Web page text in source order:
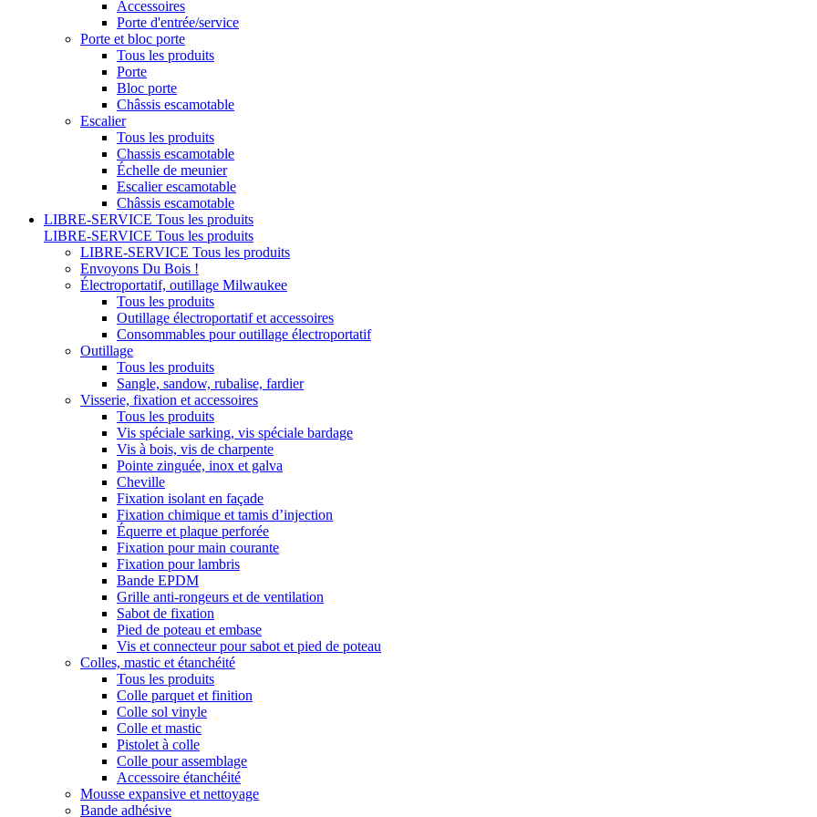
Accessoires
Porte d'entrée/service
Porte et bloc porte
Tous les produits
Porte
Bloc porte
Châssis escamotable
Escalier
Tous les produits
Chassis escamotable
Échelle de meunier
Escalier escamotable
Châssis escamotable
LIBRE-SERVICE Tous les produits
LIBRE-SERVICE Tous les produits
LIBRE-SERVICE Tous les produits
Envoyons Du Bois !
Électroportatif, outillage Milwaukee
Tous les produits
Outillage électroportatif et accessoires
Consommables pour outillage électroportatif
Outillage
Tous les produits
Sangle, sandow, rubalise, fardier
Visserie, fixation et accessoires
Tous les produits
Vis spéciale sarking, vis spéciale bardage
Vis à bois, vis de charpente
Pointe zinguée, inox et galva
Cheville
Fixation isolant en façade
Fixation chimique et tamis d’injection
Équerre et plaque perforée
Fixation pour main courante
Fixation pour lambris
Bande EPDM
Grille anti-rongeurs et de ventilation
Sabot de fixation
Pied de poteau et embase
Vis et connecteur pour sabot et pied de poteau
Colles, mastic et étanchéité
Tous les produits
Colle parquet et finition
Colle sol vinyle
Colle et mastic
Pistolet à colle
Colle pour assemblage
Accessoire étanchéité
Mousse expansive et nettoyage
Bande adhésive